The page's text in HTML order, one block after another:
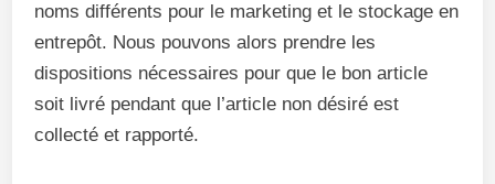
noms différents pour le marketing et le stockage en
entrepôt. Nous pouvons alors prendre les
dispositions nécessaires pour que le bon article
soit livré pendant que l’article non désiré est
collecté et rapporté.